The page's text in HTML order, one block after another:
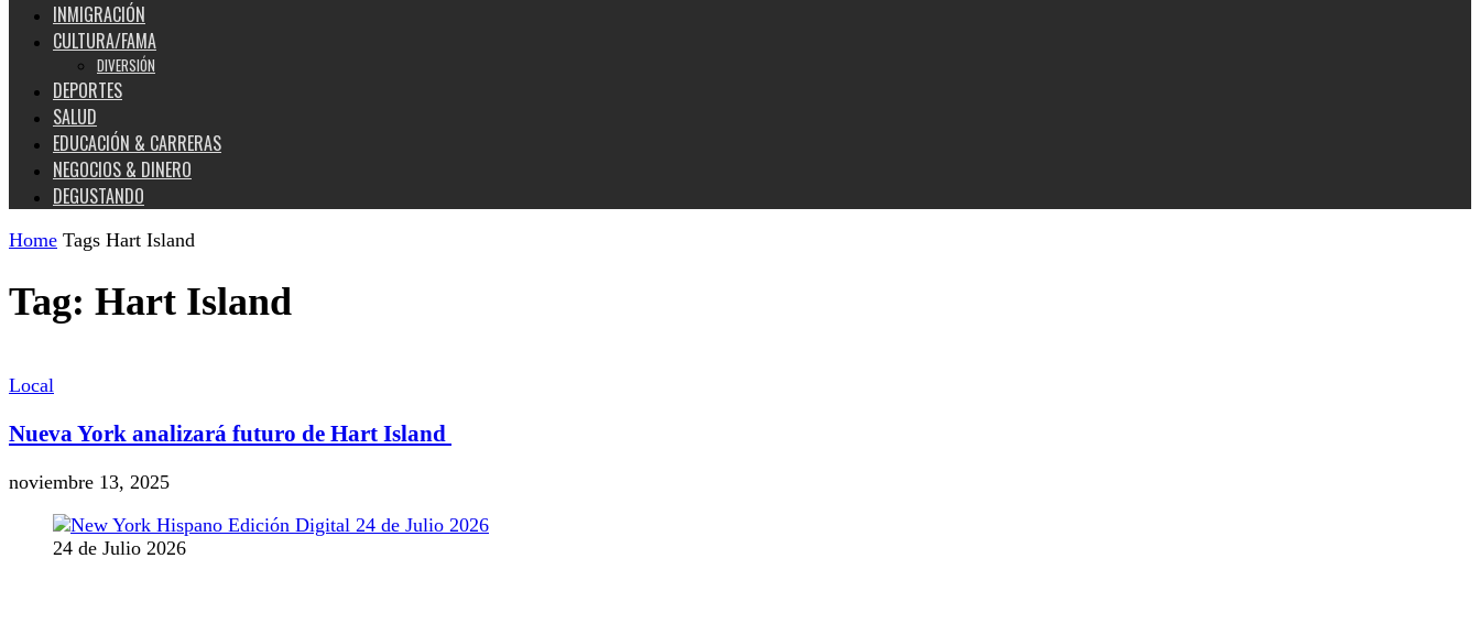
INMIGRACIÓN
CULTURA/FAMA
DIVERSIÓN
DEPORTES
SALUD
EDUCACIÓN & CARRERAS
NEGOCIOS & DINERO
DEGUSTANDO
Home Tags Hart Island
Tag: Hart Island
Local
Nueva York analizará futuro de Hart Island
noviembre 13, 2025
24 de Julio 2026